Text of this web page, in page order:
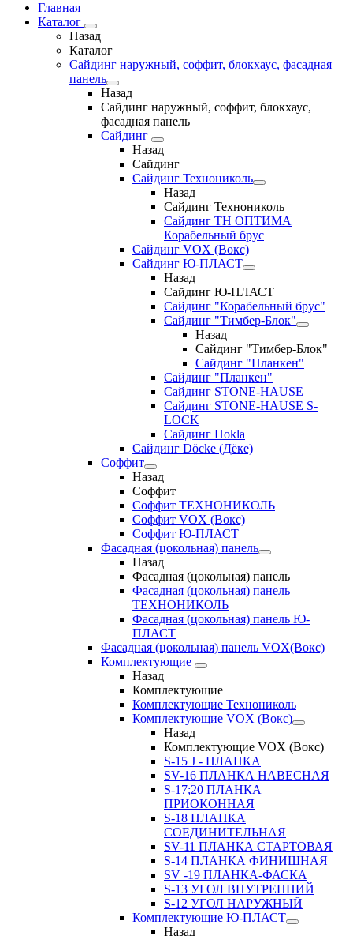
Главная
Каталог
Назад
Каталог
Сайдинг наружный, соффит, блокхаус, фасадная
панель
Назад
Сайдинг наружный, соффит, блокхаус,
фасадная панель
Сайдинг
Назад
Сайдинг
Сайдинг Технониколь
Назад
Сайдинг Технониколь
Сайдинг ТН ОПТИМА
Корабельный брус
Сайдинг VOX (Вокс)
Сайдинг Ю-ПЛАСТ
Назад
Сайдинг Ю-ПЛАСТ
Сайдинг "Корабельный брус"
Сайдинг "Тимбер-Блок"
Назад
Сайдинг "Тимбер-Блок"
Сайдинг "Планкен"
Сайдинг "Планкен"
Сайдинг STONE-HAUSE
Сайдинг STONE-HAUSE S-
LOCK
Сайдинг Hokla
Сайдинг Döcke (Дёке)
Соффит
Назад
Соффит
Соффит ТЕХНОНИКОЛЬ
Соффит VOX (Вокс)
Соффит Ю-ПЛАСТ
Фасадная (цокольная) панель
Назад
Фасадная (цокольная) панель
Фасадная (цокольная) панель
ТЕХНОНИКОЛЬ
Фасадная (цокольная) панель Ю-
ПЛАСТ
Фасадная (цокольная) панель VOX(Вокс)
Комплектующие
Назад
Комплектующие
Комплектующие Технониколь
Комплектующие VOX (Вокс)
Назад
Комплектующие VOX (Вокс)
S-15 J - ПЛАНКА
SV-16 ПЛАНКА НАВЕСНАЯ
S-17;20 ПЛАНКА
ПРИОКОННАЯ
S-18 ПЛАНКА
СОЕДИНИТЕЛЬНАЯ
SV-11 ПЛАНКА СТАРТОВАЯ
S-14 ПЛАНКА ФИНИШНАЯ
SV -19 ПЛАНКА-ФАСКА
S-13 УГОЛ ВНУТРЕННИЙ
S-12 УГОЛ НАРУЖНЫЙ
Комплектующие Ю-ПЛАСТ
Назад